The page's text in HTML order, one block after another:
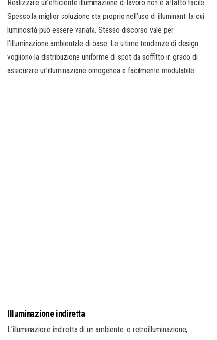
Realizzare un’efficiente illuminazione di lavoro non è affatto facile.
Spesso la miglior soluzione sta proprio nell’uso di illuminanti la cui
luminosità può essere variata. Stesso discorso vale per
l’illuminazione ambientale di base. Le ultime tendenze di design
vogliono la distribuzione uniforme di spot da soffitto in grado di
assicurare un’illuminazione omogenea e facilmente modulabile.
Illuminazione indiretta
L’illuminazione indiretta di un ambiente, o retroilluminazione,